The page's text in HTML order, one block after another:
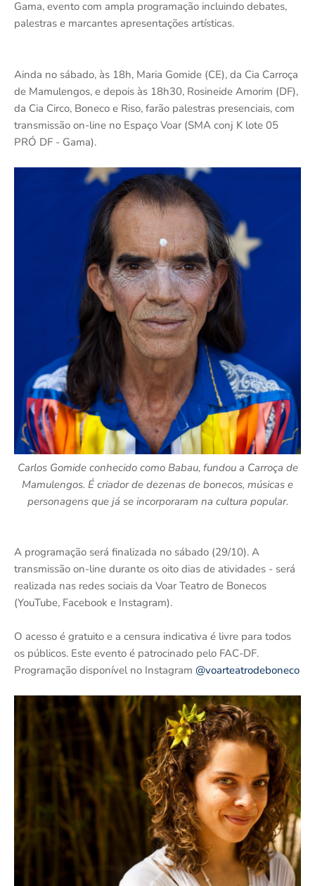
Gama, evento com ampla programação incluindo debates,
palestras e marcantes apresentações artísticas.
Ainda no sábado, às 18h, Maria Gomide (CE), da Cia Carroça
de Mamulengos, e depois às 18h30, Rosineide Amorim (DF),
da Cia Circo, Boneco e Riso, farão palestras presenciais, com
transmissão on-line no Espaço Voar (SMA conj K lote 05
PRÓ DF - Gama).
Carlos Gomide conhecido como Babau, fundou a Carroça de
Mamulengos. É criador de dezenas de bonecos, músicas e
personagens que já se incorporaram na cultura popular.
A programação será finalizada no sábado (29/10). A
transmissão on-line durante os oito dias de atividades - será
realizada nas redes sociais da Voar Teatro de Bonecos
(YouTube, Facebook e Instagram).
O acesso é gratuito e a censura indicativa é livre para todos
os públicos. Este evento é patrocinado pelo FAC-DF.
Programação disponível no Instagram @voarteatrodeboneco